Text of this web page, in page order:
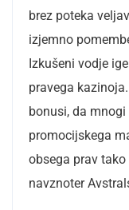
brez poteka
izjemno
Izkušeni vodje
pravega
bonusi, da
promocijskega
obsega prav
navznoter